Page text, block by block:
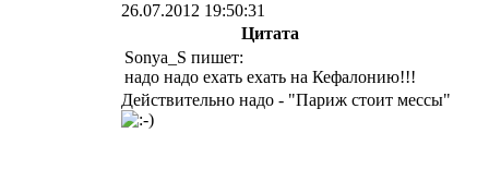
26.07.2012 19:50:31
Цитата
Sonya_S пишет:
надо надо ехать ехать на Кефалонию!!!
Действительно надо - "Париж стоит мессы"